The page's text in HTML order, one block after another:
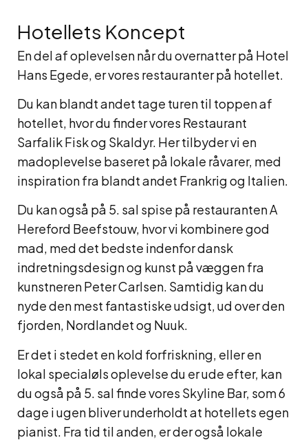
Hotellets Koncept
En del af oplevelsen når du overnatter på Hotel
Hans Egede, er vores restauranter på hotellet.
Du kan blandt andet tage turen til toppen af
hotellet, hvor du finder vores Restaurant
Sarfalik Fisk og Skaldyr. Her tilbyder vi en
madoplevelse baseret på lokale råvarer, med
inspiration fra blandt andet Frankrig og Italien.
Du kan også på 5. sal spise på restauranten A
Hereford Beefstouw, hvor vi kombinere god
mad, med det bedste indenfor dansk
indretningsdesign og kunst på væggen fra
kunstneren Peter Carlsen. Samtidig kan du
nyde den mest fantastiske udsigt, ud over den
fjorden, Nordlandet og Nuuk.
Er det i stedet en kold forfriskning, eller en
lokal specialøls oplevelse du er ude efter, kan
du også på 5. sal finde vores Skyline Bar, som 6
dage i ugen bliver underholdt at hotellets egen
pianist. Fra tid til anden, er der også lokale